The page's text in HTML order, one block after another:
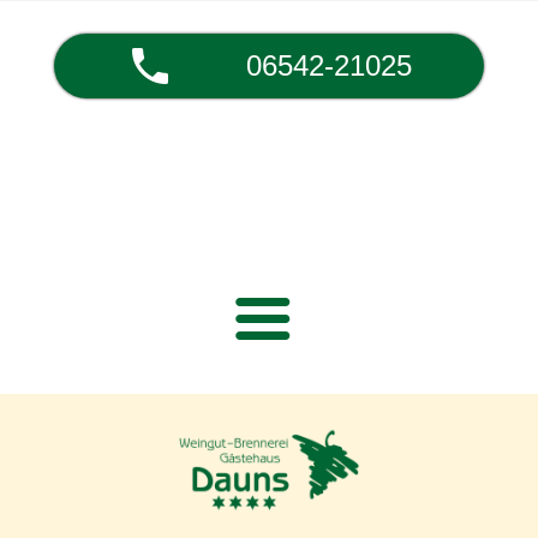
local_phone 06542-21025
Home
Weingut